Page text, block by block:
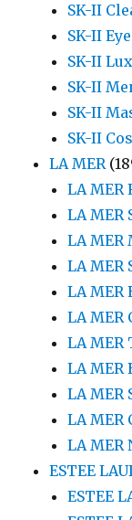
SK-II
SK-II
SK-II
SK-II
SK-II
SK-II
LA MER
LA MER
LA MER
LA
LA MER
LA MER
LA MER
LA
LA MER
LA MER
LA MER
LA MER
ESTEE
ESTEE